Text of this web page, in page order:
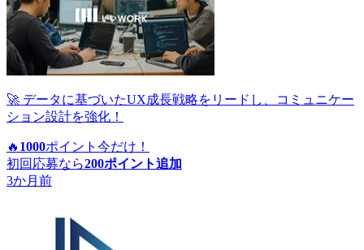
🚀 データに基づいたUX成長戦略をリードし、コミュニケー
ション設計を強化！
🔥 1000ポイント 今だけ！
初回応募なら200ポイント追加
3か月前